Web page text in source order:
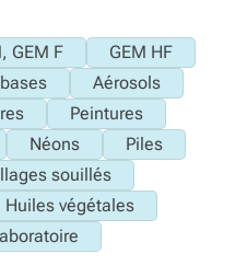
GEM F
GEM HF
Aérosols
Peintures
Néons
Piles
souillés
Huiles végétales